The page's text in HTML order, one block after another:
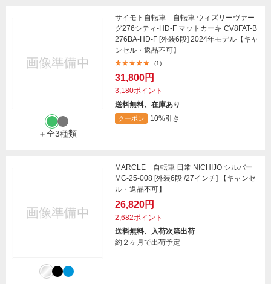
＋全3種類
サイモト自転車 自転車 ウィズリーヴァー
グ276シティ-HD-F マットカーキ CV8FAT-B
276BA-HD-F [外装6段] 2024年モデル【キャ
ンセル・返品不可】
(1)
31,800円
3,180ポイント
送料無料、在庫あり
クーポン 10%引き
MARCLE 自転車 日常 NICHIJO シルバー
MC-25-008 [外装6段 /27インチ] 【キャンセ
ル・返品不可】
26,820円
2,682ポイント
送料無料、入荷次第出荷
約２ヶ月で出荷予定